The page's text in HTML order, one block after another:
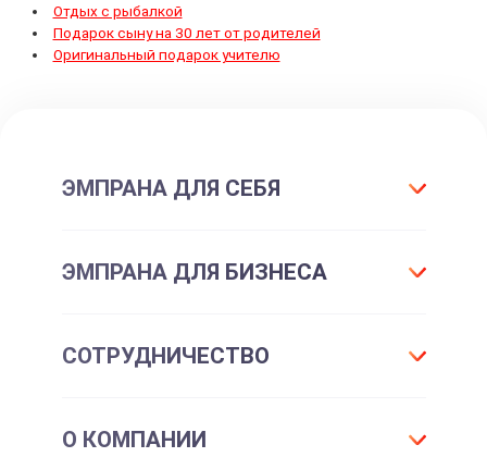
Отдых с рыбалкой
Подарок сыну на 30 лет от родителей
Оригинальный подарок учителю
ЭМПРАНА ДЛЯ СЕБЯ
Все впечатления
Подарочные сертификаты
Подарочные карты для шопинга
ЭМПРАНА ДЛЯ БИЗНЕСА
Для отдела персонала
Корпоративные впечатления
СОТРУДНИЧЕСТВО
Корпоративным клиентам
О КОМПАНИИ